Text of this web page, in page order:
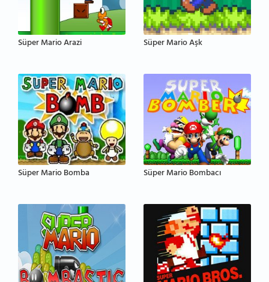
Süper Mario Arazi Süper Mario Aşk
Süper Mario Bomba Süper Mario Bombacı